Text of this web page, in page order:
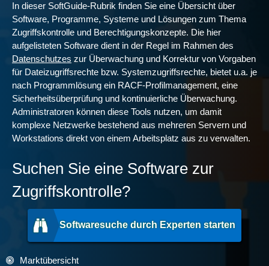
In dieser SoftGuide-Rubrik finden Sie eine Übersicht über
Software, Programme, Systeme und Lösungen zum Thema
Zugriffskontrolle und Berechtigungskonzepte. Die hier
aufgelisteten Software dient in der Regel im Rahmen des
Datenschutzes zur Überwachung und Korrektur von Vorgaben
für Dateizugriffsrechte bzw. Systemzugriffsrechte, bietet u.a. je
nach Programmlösung ein RACF-Profilmanagement, eine
Sicherheitsüberprüfung und kontinuierliche Überwachung.
Administratoren können diese Tools nutzen, um damit
komplexe Netzwerke bestehend aus mehreren Servern und
Workstations direkt von einem Arbeitsplatz aus zu verwalten.
Suchen Sie eine Software zur
Zugriffskontrolle?
Softwaresuche durch Experten starten
Marktübersicht